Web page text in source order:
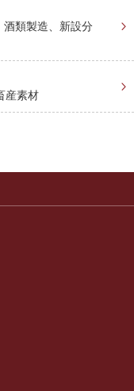
類製造、新設分
産素材